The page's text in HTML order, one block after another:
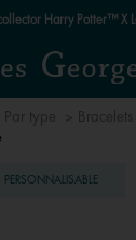
Harry Potter™ X
PERSONNALISABLE